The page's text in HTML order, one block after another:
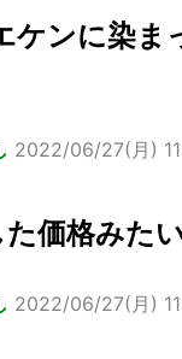
ケンに染ま
2022/06/27(月)
価格みた
2022/06/27(月)